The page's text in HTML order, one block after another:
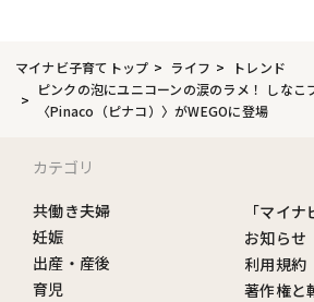
マイナビ子育てトップ ライフ
トレンド
ピンクの泡にユニコーンの涙のラメ！ しなこ
〈Pinaco（ピナコ）〉がWEGOに登場
カテゴリ
共働き夫婦
妊娠
出産・産後
育児
「マイ
お知らせ
利用規約
著作権と